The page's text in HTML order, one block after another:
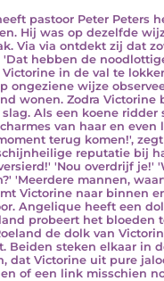
pastoor Peter Peters
Hij was op dezelfde
Via via ontdekt zij dat
hebben de
in de val te
ongeziene wijze
wonen. Zodra
Als een koene
van haar en
terug komen!',
reputatie bij
'Nou overdrijf
'Meerdere mannen,
Victorine naar binnen
Angelique heeft een
probeert het bloeden
de dolk van
Beiden steken elkaar in
dat Victorine uit pure
of een link misschien